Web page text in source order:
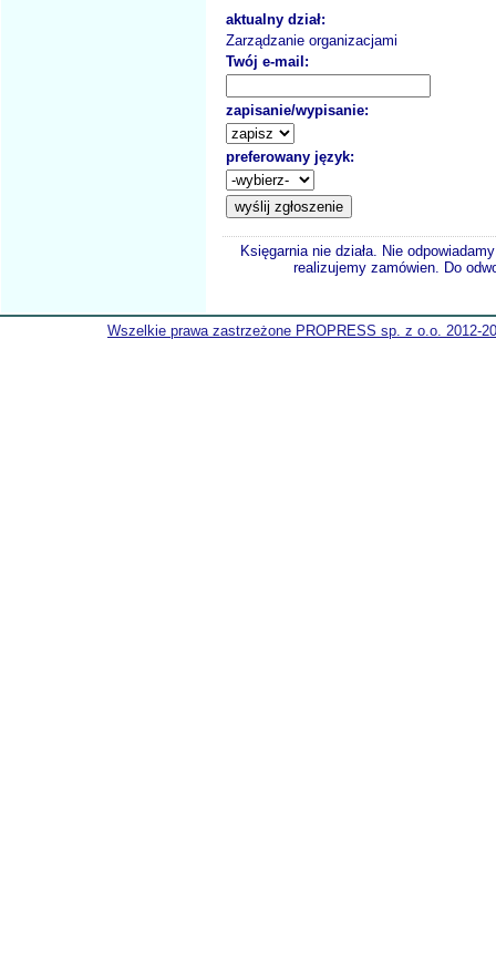
aktualny dział:
Zarządzanie organizacjami
Twój e-mail:
zapisanie/wypisanie:
preferowany język:
Księgarnia nie działa. Nie
realizujemy zamówien. Do
Wszelkie prawa zastrzeżone PROPRESS sp. z o.o. 2012-